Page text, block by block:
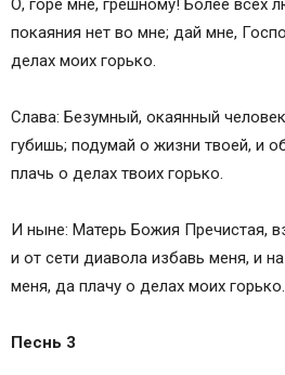
О, горе мне, грешному! Более всех
покаяния нет во мне; дай мне,
делах моих горько.
Слава: Безумный, окаянный
губишь; подумай о жизни твоей, и
плачь о делах твоих горько.
И ныне: Матерь Божия Пречистая,
и от сети диавола избавь меня, и
меня, да плачу о делах моих горько.
Песнь 3